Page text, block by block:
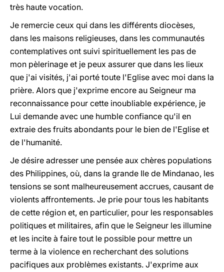
très haute vocation.
Je remercie ceux qui dans les différents diocèses,
dans les maisons religieuses, dans les communautés
contemplatives ont suivi spirituellement les pas de
mon pèlerinage et je peux assurer que dans les lieux
que j'ai visités, j'ai porté toute l'Eglise avec moi dans la
prière. Alors que j'exprime encore au Seigneur ma
reconnaissance pour cette inoubliable expérience, je
Lui demande avec une humble confiance qu'il en
extraie des fruits abondants pour le bien de l'Eglise et
de l'humanité.
Je désire adresser une pensée aux chères populations
des Philippines, où, dans la grande Ile de Mindanao, les
tensions se sont malheureusement accrues, causant de
violents affrontements. Je prie pour tous les habitants
de cette région et, en particulier, pour les responsables
politiques et militaires, afin que le Seigneur les illumine
et les incite à faire tout le possible pour mettre un
terme à la violence en recherchant des solutions
pacifiques aux problèmes existants. J'exprime aux